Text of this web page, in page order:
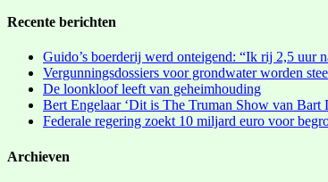
Recente berichten
Guido’s boerderij werd onteigend: “Ik rij 2,5 uur
Vergunningsdossiers voor grondwater worden
De loonkloof leeft van geheimhouding
Bert Engelaar ‘Dit is The Truman Show van Bart
Federale regering zoekt 10 miljard euro voor
Archieven